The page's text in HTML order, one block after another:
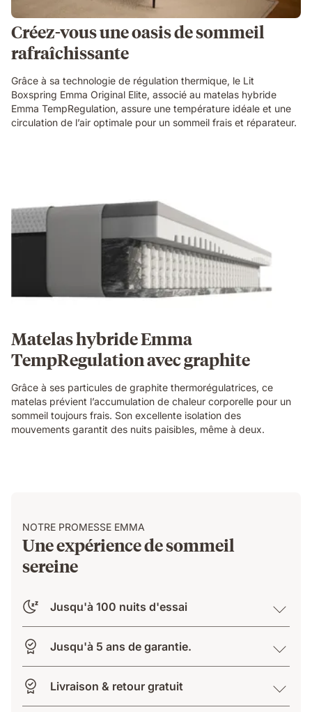
Créez-vous une oasis de sommeil
rafraîchissante
Grâce à sa technologie de régulation thermique, le Lit
Boxspring Emma Original Elite, associé au matelas hybride
Emma TempRegulation, assure une température idéale et une
circulation de l’air optimale pour un sommeil frais et réparateur.
Matelas hybride Emma
TempRegulation avec graphite
Grâce à ses particules de graphite thermorégulatrices, ce
matelas prévient l’accumulation de chaleur corporelle pour un
sommeil toujours frais. Son excellente isolation des
mouvements garantit des nuits paisibles, même à deux.
NOTRE PROMESSE EMMA
Une expérience de sommeil
sereine
Jusqu'à 100 nuits d'essai
Jusqu'à 5 ans de garantie.
Livraison & retour gratuit